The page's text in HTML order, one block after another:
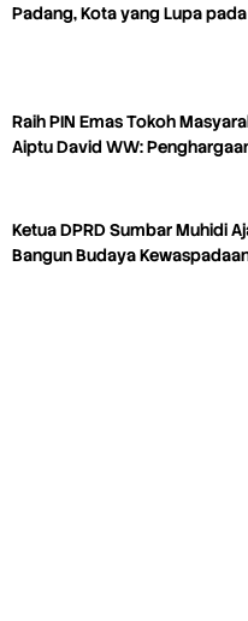
Padang, Kota yang Lupa
Raih PIN Emas Tokoh
Aiptu David WW:
Ketua DPRD Sumbar Muhidi
Bangun Budaya